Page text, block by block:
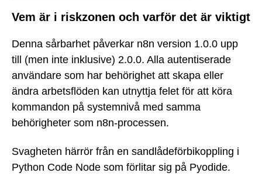
Vem är i riskzonen och varför det är viktigt
Denna sårbarhet påverkar n8n version 1.0.0 upp
till (men inte inklusive) 2.0.0. Alla autentiserade
användare som har behörighet att skapa eller
ändra arbetsflöden kan utnyttja felet för att köra
kommandon på systemnivå med samma
behörigheter som n8n-processen.
Svagheten härrör från en sandlådeförbikoppling i
Python Code Node som förlitar sig på Pyodide.